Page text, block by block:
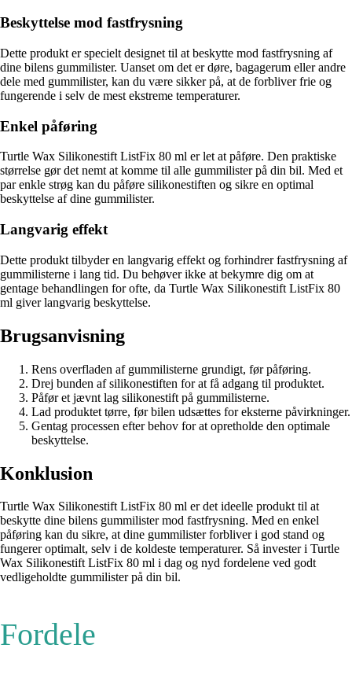
Beskyttelse mod fastfrysning
Dette produkt er specielt designet til at beskytte mod fastfrysning af
dine bilens gummilister. Uanset om det er døre, bagagerum eller andre
dele med gummilister, kan du være sikker på, at de forbliver frie og
fungerende i selv de mest ekstreme temperaturer.
Enkel påføring
Turtle Wax Silikonestift ListFix 80 ml er let at påføre. Den praktiske
størrelse gør det nemt at komme til alle gummilister på din bil. Med et
par enkle strøg kan du påføre silikonestiften og sikre en optimal
beskyttelse af dine gummilister.
Langvarig effekt
Dette produkt tilbyder en langvarig effekt og forhindrer fastfrysning af
gummilisterne i lang tid. Du behøver ikke at bekymre dig om at
gentage behandlingen for ofte, da Turtle Wax Silikonestift ListFix 80
ml giver langvarig beskyttelse.
Brugsanvisning
Rens overfladen af gummilisterne grundigt, før påføring.
Drej bunden af silikonestiften for at få adgang til produktet.
Påfør et jævnt lag silikonestift på gummilisterne.
Lad produktet tørre, før bilen udsættes for eksterne påvirkninger.
Gentag processen efter behov for at opretholde den optimale
beskyttelse.
Konklusion
Turtle Wax Silikonestift ListFix 80 ml er det ideelle produkt til at
beskytte dine bilens gummilister mod fastfrysning. Med en enkel
påføring kan du sikre, at dine gummilister forbliver i god stand og
fungerer optimalt, selv i de koldeste temperaturer. Så invester i Turtle
Wax Silikonestift ListFix 80 ml i dag og nyd fordelene ved godt
vedligeholdte gummilister på din bil.
Fordele